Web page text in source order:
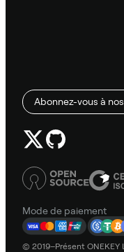
Abonnez-vous à
Mode de paiement
© 2019–Présent ONEKEY